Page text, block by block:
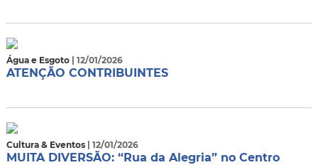
Água e Esgoto | 12/01/2026
ATENÇÃO CONTRIBUINTES
Cultura & Eventos | 12/01/2026
MUITA DIVERSÃO: “Rua da Alegria” no Centro